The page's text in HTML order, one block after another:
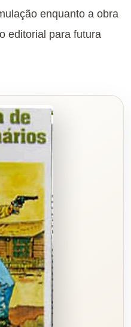
enquanto a obra
editorial para futura